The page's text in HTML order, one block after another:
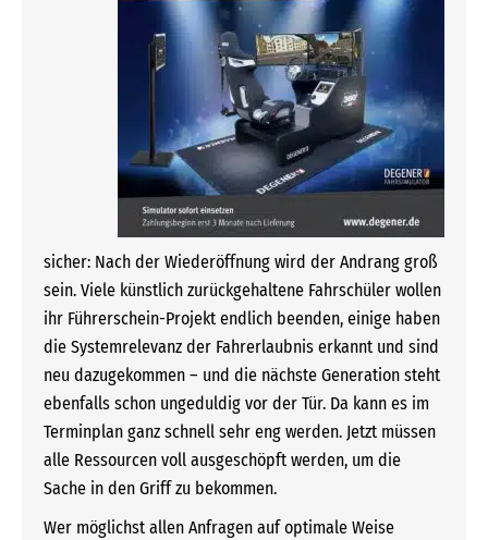
sicher: Nach der Wiederöffnung wird der Andrang groß
sein. Viele künstlich zurückgehaltene Fahrschüler wollen
ihr Führerschein-Projekt endlich beenden, einige haben
die Systemrelevanz der Fahrerlaubnis erkannt und sind
neu dazugekommen – und die nächste Generation steht
ebenfalls schon ungeduldig vor der Tür. Da kann es im
Terminplan ganz schnell sehr eng werden. Jetzt müssen
alle Ressourcen voll ausgeschöpft werden, um die
Sache in den Griff zu bekommen.
Wer möglichst allen Anfragen auf optimale Weise